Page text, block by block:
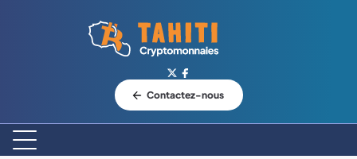
Logo Tahiti-Cryptomonnaies.com
Contactez-nous